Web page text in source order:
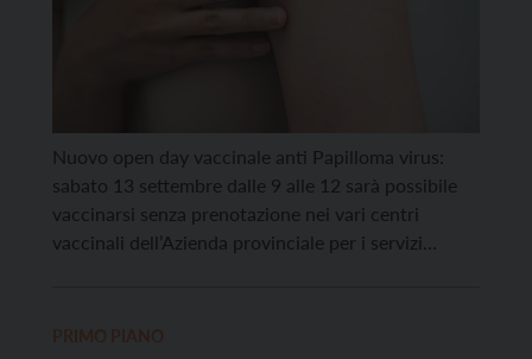
Nuovo open day vaccinale anti Papilloma virus:
sabato 13 settembre dalle 9 alle 12 sarà possibile
vaccinarsi senza prenotazione nei vari centri
vaccinali dell’Azienda provinciale per i servizi